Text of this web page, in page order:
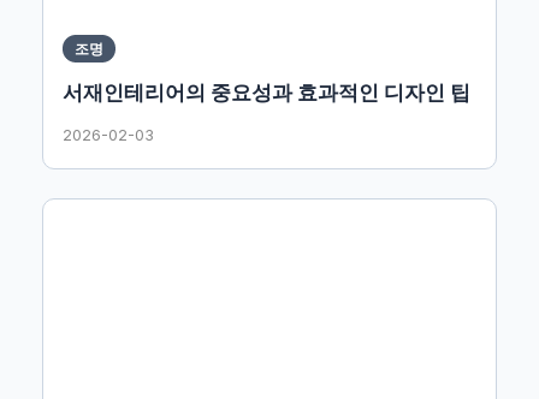
조명
서재인테리어의 중요성과 효과적인 디자인 팁
2026-02-03